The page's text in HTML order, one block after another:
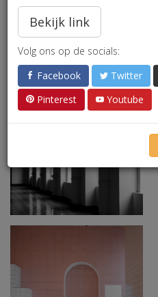
Bekijk link
Volg ons op de socials:
Facebook
Twitter
Pinterest
Youtube